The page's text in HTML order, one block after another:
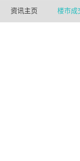
资讯主页 楼市成